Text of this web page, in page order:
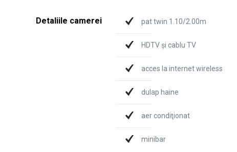
Detaliile camerei pat twin 1.10/2.00m
HDTV şi cablu TV
acces la internet wireless
dulap haine
aer condiţionat
minibar